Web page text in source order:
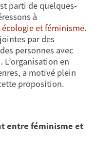
parti de quelques-
à
et féminisme.
par des
personnes avec
en
a motivé plein
proposition.
entre féminisme et